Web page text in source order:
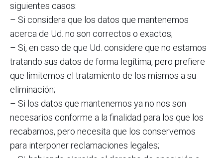
siguientes casos:
– Si considera que los datos que mantenemos
acerca de Ud. no son correctos o exactos;
– Si, en caso de que Ud. considere que no estamos
tratando sus datos de forma legítima, pero prefiere
que limitemos el tratamiento de los mismos a su
eliminación;
– Si los datos que mantenemos ya no nos son
necesarios conforme a la finalidad para los que los
recabamos, pero necesita que los conservemos
para interponer reclamaciones legales;